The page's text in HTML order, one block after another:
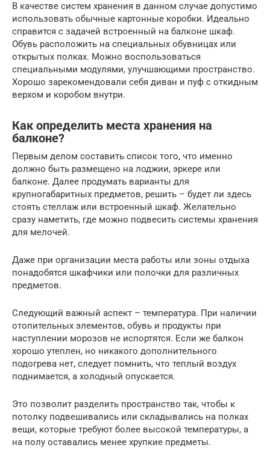
В качестве систем хранения в данном случае допустимо
использовать обычные картонные коробки. Идеально
справится с задачей встроенный на балконе шкаф.
Обувь расположить на специальных обувницах или
открытых полках. Можно воспользоваться
специальными модулями, улучшающими пространство.
Хорошо зарекомендовали себя диван и пуф с откидным
верхом и коробом внутри.
Как определить места хранения на
балконе?
Первым делом составить список того, что именно
должно быть размещено на лоджии, эркере или
балконе. Далее продумать варианты для
крупногабаритных предметов, решить – будет ли здесь
стоять стеллаж или встроенный шкаф. Желательно
сразу наметить, где можно подвесить системы хранения
для мелочей.
Даже при организации места работы или зоны отдыха
понадобятся шкафчики или полочки для различных
предметов.
Следующий важный аспект – температура. При наличии
отопительных элементов, обувь и продукты при
наступлении морозов не испортятся. Если же балкон
хорошо утеплен, но никакого дополнительного
подогрева нет, следует помнить, что теплый воздух
поднимается, а холодный опускается.
Это позволит разделить пространство так, чтобы к
потолку подвешивались или складывались на полках
вещи, которые требуют более высокой температуры, а
на полу оставались менее хрупкие предметы.